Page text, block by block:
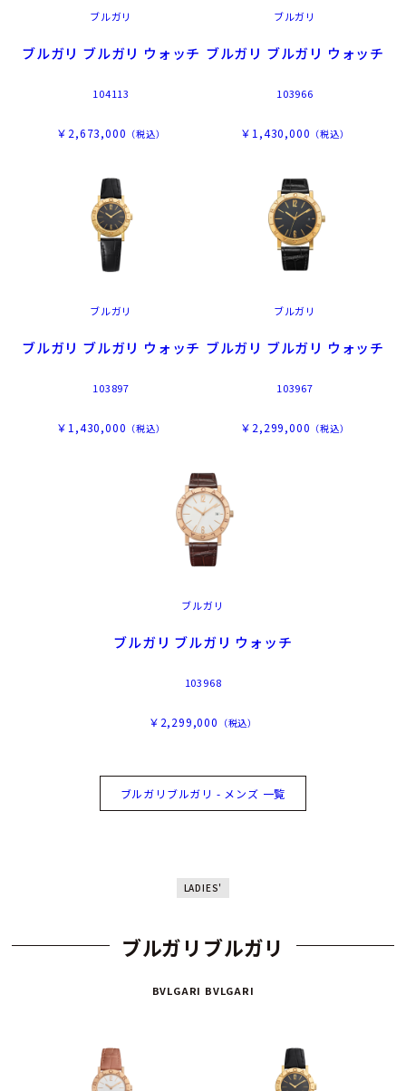
ブルガリ
ブルガリ ブルガリ ウォッチ
104113
￥2,673,000 （税込）
ブルガリ
ブルガリ ブルガリ ウォッチ
103966
￥1,430,000 （税込）
ブルガリ
ブルガリ ブルガリ ウォッチ
103897
￥1,430,000 （税込）
ブルガリ
ブルガリ ブルガリ ウォッチ
103967
￥2,299,000 （税込）
ブルガリ
ブルガリ ブルガリ ウォッチ
103968
￥2,299,000 （税込）
ブルガリブルガリ - メンズ 一覧
LADIES'
ブルガリブルガリ
BVLGARI BVLGARI